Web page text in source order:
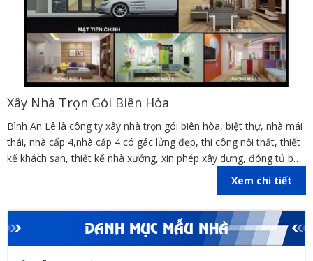
DANH MỤC MẪU NHÀ
Xây Nhà Trọn Gói Biên Hòa
Bình An Lê là công ty xây nhà trọn gói biên hòa, biệt thự, nhà mái
thái, nhà cấp 4,nhà cấp 4 có gác lửng đẹp, thi công nội thất, thiết
kế khách sạn, thiết kế nhà xưởng, xin phép xây dựng, đóng tủ bếp
trên địa bàn các tỉnh Đồng Nai, Bình Dương, TP Hồ Chí Minh,
Xem chi tiết